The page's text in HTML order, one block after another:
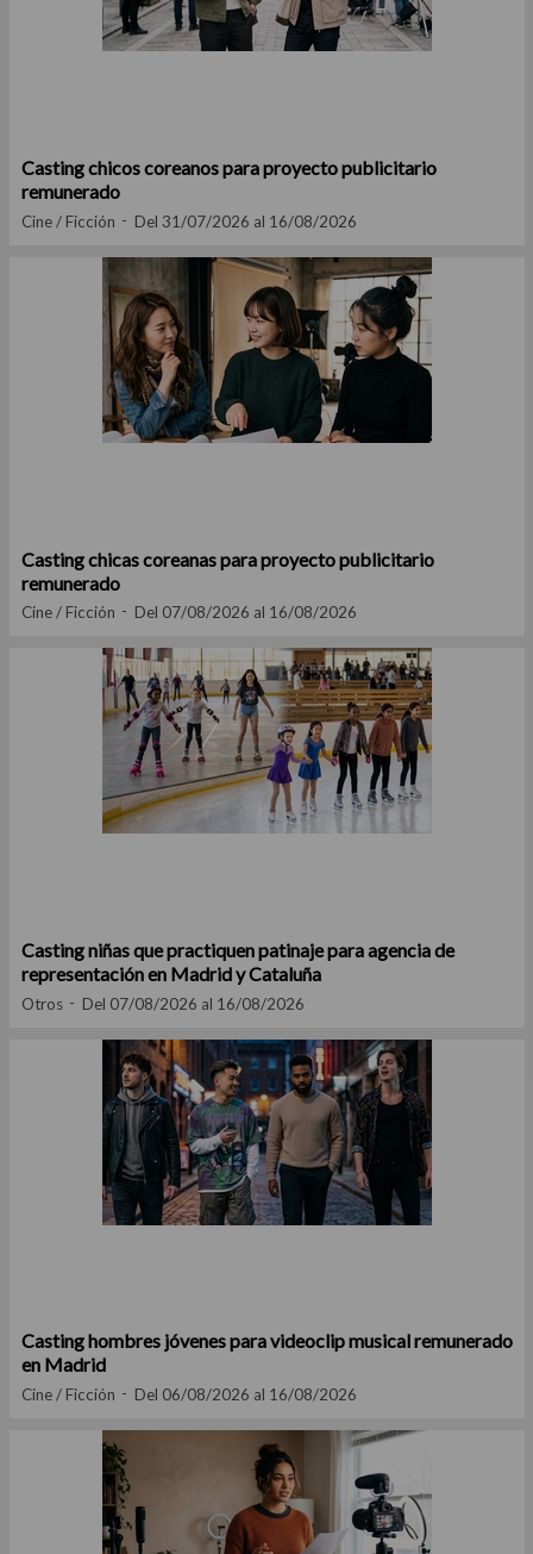
Casting chicos coreanos para proyecto publicitario
remunerado
Cine / Ficción Del 31/07/2026 al 16/08/2026
Casting chicas coreanas para proyecto publicitario
remunerado
Cine / Ficción Del 07/08/2026 al 16/08/2026
Casting niñas que practiquen patinaje para agencia de
representación en Madrid y Cataluña
Otros Del 07/08/2026 al 16/08/2026
Casting hombres jóvenes para videoclip musical remunerado
en Madrid
Cine / Ficción Del 06/08/2026 al 16/08/2026